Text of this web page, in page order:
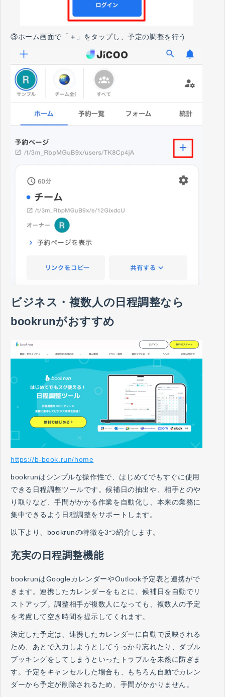
③ホーム画面で「＋」をタップし、予定の調整を行う
ビジネス・複数人の日程調整なら
bookrunがおすすめ
https://b-book.run/home
bookrunはシンプルな操作性で、はじめてでもすぐに使用
できる日程調整ツールです。候補日の抽出や、相手とのや
り取りなど、手間がかかる作業を自動化し、本来の業務に
集中できるよう日程調整をサポートします。
以下より、bookrunの特徴を3つ紹介します。
充実の日程調整機能
bookrunはGoogleカレンダーやOutlook予定表と連携がで
きます。連携したカレンダーをもとに、候補日を自動でリ
ストアップ。調整相手が複数人になっても、複数人の予定
を考慮して空き時間を提示してくれます。
決定した予定は、連携したカレンダーに自動で反映される
ため、あとで入力しようとしてうっかり忘れたり、ダブル
ブッキングをしてしまうといったトラブルを未然に防ぎま
す。予定をキャンセルした場合も、もちろん自動でカレン
ダーから予定が削除されるため、手間がかかりません。